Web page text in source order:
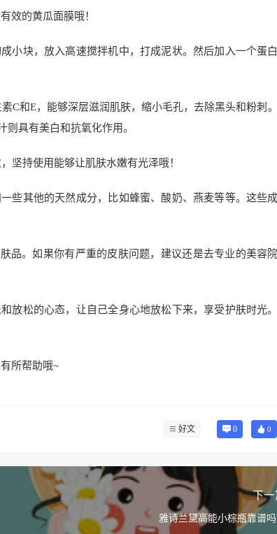
效的黄瓜面膜哦！
小块，放入高速搅拌机中，打成泥状。然后加入一个蛋白
C和E，能够深层滋润肌肤，缩小毛孔，去除黑头和粉刺。
具有美白和抗氧化作用。
坚持使用能够让肌肤水嫩有光泽哦！
些其他的天然成分，比如蜂蜜、酸奶、燕麦等等。这些成
品。如果你有严重的皮肤问题，建议还是去专业的美容院
放松的心态，让自己全身心地放松下来，享受护肤时光。
所帮助哦~
好文 0 0
下一
雅诗兰黛高能小棕瓶靠谱吗